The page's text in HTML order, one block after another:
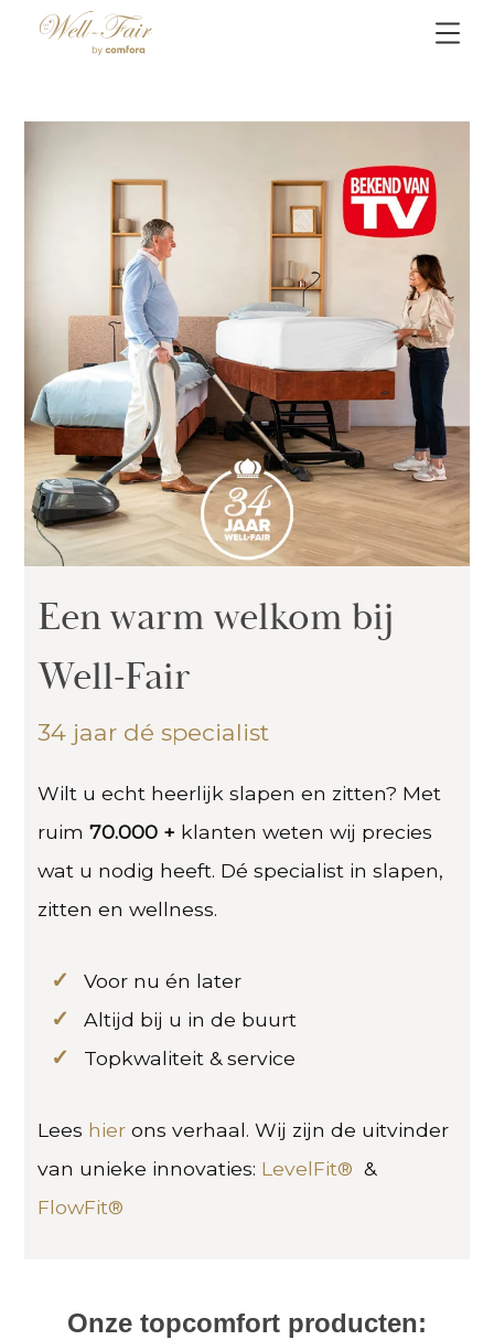
Een warm welkom bij
Well-Fair
34 jaar dé specialist
Wilt u echt heerlijk slapen en zitten? Met
ruim70.000 + klanten weten wij precies
wat u nodig heeft. Dé specialist in slapen,
zitten en wellness.
Voor nu én later
Altijd bij u in de buurt
Topkwaliteit & service
Lees hier ons verhaal. Wij zijn de uitvinder
van unieke innovaties: LevelFit® &
FlowFit®
Onze topcomfort producten: